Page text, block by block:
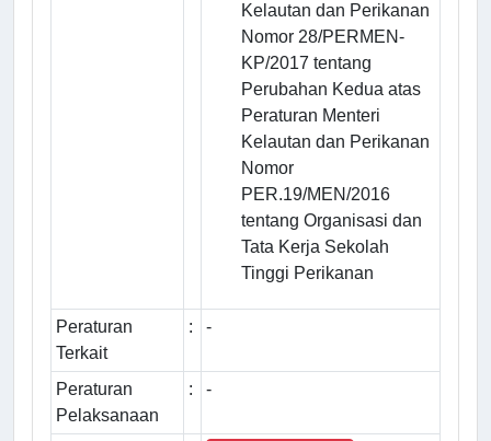
Kelautan dan Perikanan
Nomor 28/PERMEN-
KP/2017 tentang
Perubahan Kedua atas
Peraturan Menteri
Kelautan dan Perikanan
Nomor
PER.19/MEN/2016
tentang Organisasi dan
Tata Kerja Sekolah
Tinggi Perikanan
Peraturan
Terkait
: -
Peraturan
Pelaksanaan
: -